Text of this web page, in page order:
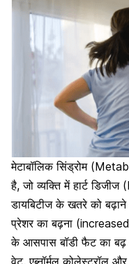
मेटाबॉलिक सिंड्रोम
है, जो व्यक्ति मेंहार्ट
डायबिटीज के खतरे को
प्रेशर का बढ़ना
के आसपास बॉडी फैट का बढ़